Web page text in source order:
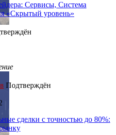
Сервисы, Система
«Скрытый уровень»
Подтверждён
сделки с точностью до 80%: